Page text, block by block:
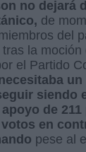
no dejará
de
del
la moción
el Partido
un
siendo
de
en
pese al